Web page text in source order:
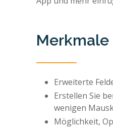
Merkmale
Erweiterte
Erstellen Sie
wenigen
Möglichkeit,